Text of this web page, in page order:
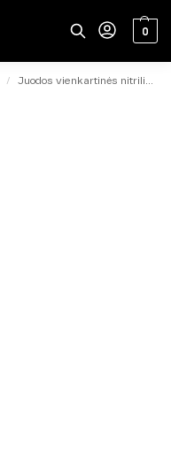
0
/ Juodos vienkartinės nitrilinės pirštinės S dydis